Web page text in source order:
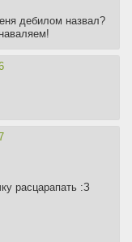
дебилом назвал?
расцарапать :З